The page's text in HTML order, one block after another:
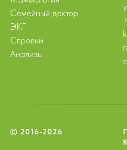
Семейный доктор
ЭКГ
Справки
Анализы
© 2016-2026